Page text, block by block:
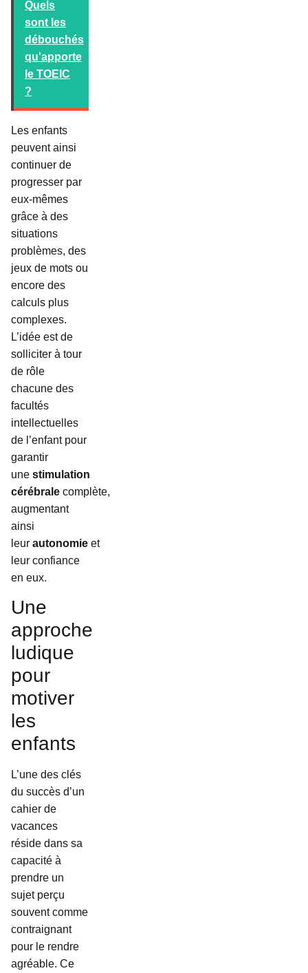
Quels
sont les
débouchés
qu'apporte
le TOEIC
?
Les enfants
peuvent ainsi
continuer de
progresser par
eux-mêmes
grâce à des
situations
problèmes, des
jeux de mots ou
encore des
calculs plus
complexes.
L’idée est de
solliciter à tour
de rôle
chacune des
facultés
intellectuelles
de l’enfant pour
garantir
une stimulation
cérébrale complète,
augmentant
ainsi
leur autonomie et
leur confiance
en eux.
Une
approche
ludique
pour
motiver
les
enfants
L’une des clés
du succès d’un
cahier de
vacances
réside dans sa
capacité à
prendre un
sujet perçu
souvent comme
contraignant
pour le rendre
agréable. Ce